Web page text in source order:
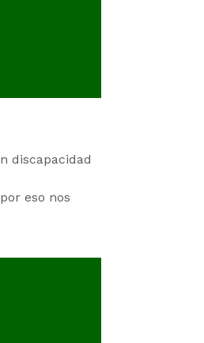
discapacidad
eso nos